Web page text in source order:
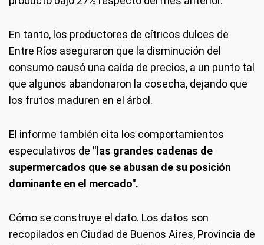
En tanto, los productores de cítricos dulces de
Entre Ríos aseguraron que la disminución del
consumo causó una caída de precios, a un punto tal
que algunos abandonaron la cosecha, dejando que
los frutos maduren en el árbol.
El informe también cita los comportamientos
especulativos de "las grandes cadenas de
supermercados que se abusan de su posición
dominante en el mercado".
Cómo se construye el dato. Los datos son
recopilados en Ciudad de Buenos Aires, Provincia de